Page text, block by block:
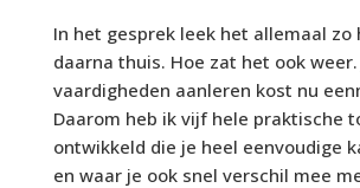
In het gesprek leek het allemaal zo
daarna thuis. Hoe zat het ook weer.
vaardigheden aanleren kost nu
Daarom heb ik vijf hele praktische
ontwikkeld die je heel eenvoudige
en waar je ook snel verschil mee